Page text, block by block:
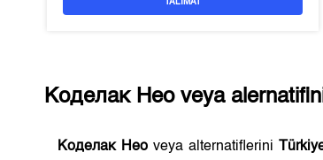
TALIMAT
Коделак Неоveya
Коделак Нео veya alternatiflerini